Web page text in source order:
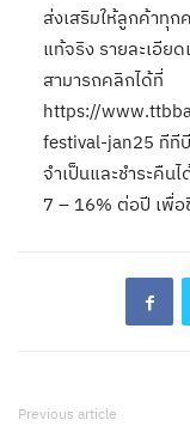
ส่งเสริมให้ลูกค้าทุ
แท้จริง รายละเอีย
สามารถคลิกได้ที่
https://
festival-jan25 ทีทีบี
จำเป็นและชำระคืน
7 – 16% ต่อปี เพื่อ
Previous article